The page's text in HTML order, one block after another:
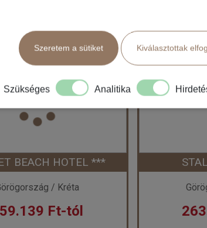
és
MARILISA ***
Görögország
Kokkini Hani
Ellátás:
Félpanzió
Hotel ***
252.379 Ft-tól már
BEACH HOTEL ***
/ Kréta
Ft-tól
Szeretem a sütiket Kiválasztottak
Szükséges Analitika